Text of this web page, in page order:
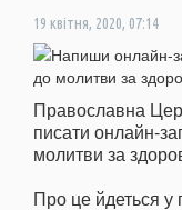
19 квітня, 2020, 07:14
Православна
писати онлайн-
молитви за
Про це йдеться